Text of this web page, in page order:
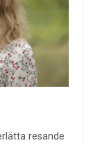
resande